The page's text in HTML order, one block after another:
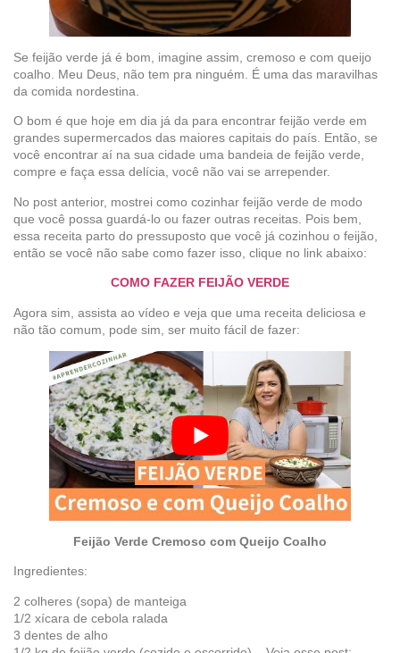
Se feijão verde já é bom, imagine assim, cremoso e com queijo
coalho. Meu Deus, não tem pra ninguém. É uma das maravilhas
da comida nordestina.
O bom é que hoje em dia já da para encontrar feijão verde em
grandes supermercados das maiores capitais do país. Então, se
você encontrar aí na sua cidade uma bandeia de feijão verde,
compre e faça essa delícia, você não vai se arrepender.
No post anterior, mostrei como cozinhar feijão verde de modo
que você possa guardá-lo ou fazer outras receitas. Pois bem,
essa receita parto do pressuposto que você já cozinhou o feijão,
então se você não sabe como fazer isso, clique no link abaixo:
COMO FAZER FEIJÃO VERDE
Agora sim, assista ao vídeo e veja que uma receita deliciosa e
não tão comum, pode sim, ser muito fácil de fazer:
Feijão Verde Cremoso com Queijo Coalho
Ingredientes:
2 colheres (sopa) de manteiga
1/2 xícara de cebola ralada
3 dentes de alho